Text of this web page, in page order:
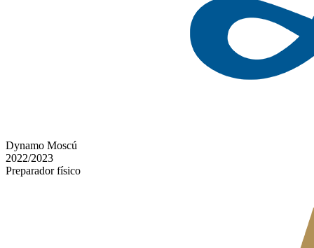
Dynamo Moscú
2022/2023
Preparador físico